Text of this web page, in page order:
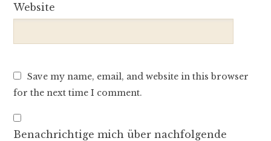
Website
Save my name, email, and website in this browser
for the next time I comment.
Benachrichtige mich über nachfolgende